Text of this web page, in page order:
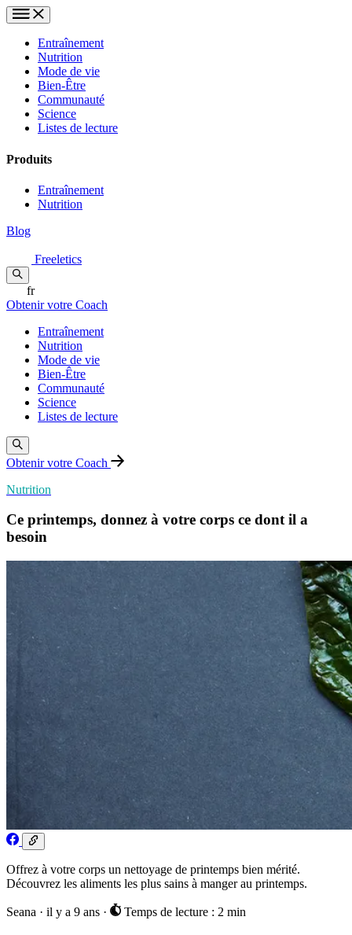
Entraînement
Nutrition
Mode de vie
Bien-Être
Communauté
Science
Listes de lecture
Produits
Entraînement
Nutrition
Blog
Freeletics
fr
Obtenir votre Coach
Entraînement
Nutrition
Mode de vie
Bien-Être
Communauté
Science
Listes de lecture
Obtenir votre Coach
Nutrition
Ce printemps, donnez à votre corps ce dont il a
besoin
Offrez à votre corps un nettoyage de printemps bien mérité.
Découvrez les aliments les plus sains à manger au printemps.
Seana · il y a 9 ans · Temps de lecture : 2 min